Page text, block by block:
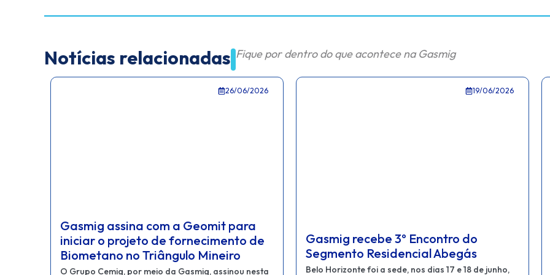
Notícias relacionadas Fique por dentro do que acontece na Gasmig
19/06/2026
Gasmig recebe 3º Encontro do
Segmento Residencial Abegás
Belo Horizonte foi a sede, nos dias 17 e 18 de junho,
12/06/2026
cliente e otimiza operação comercial
com nova plataforma digital da SAP
Responsável pela distribuição de gás natural em